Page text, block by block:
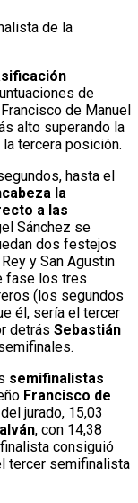
de la
de
de Manuel
alto superando la
la tercera posición.
hasta el
la
a las
Sánchez se
dos festejos
y San Agustin
fase los tres
(los segundos
él, sería el tercer
detrás Sebastián
semifinalistas
Francisco de
jurado, 15,03
, con 14,38
consiguió
tercer semifinalista